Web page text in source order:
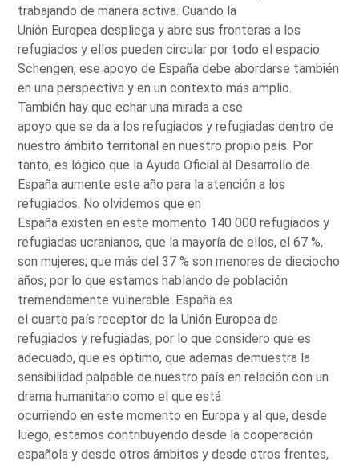
trabajando de manera activa. Cuando la
Unión Europea despliega y abre sus fronteras a los
refugiados y ellos pueden circular por todo el espacio
Schengen, ese apoyo de España debe abordarse también
en una perspectiva y en un contexto más amplio.
También hay que echar una mirada a ese
apoyo que se da a los refugiados y refugiadas dentro de
nuestro ámbito territorial en nuestro propio país. Por
tanto, es lógico que la Ayuda Oficial al Desarrollo de
España aumente este año para la atención a los
refugiados. No olvidemos que en
España existen en este momento 140 000 refugiados y
refugiadas ucranianos, que la mayoría de ellos, el 67 %,
son mujeres; que más del 37 % son menores de dieciocho
años; por lo que estamos hablando de población
tremendamente vulnerable. España es
el cuarto país receptor de la Unión Europea de
refugiados y refugiadas, por lo que considero que es
adecuado, que es óptimo, que además demuestra la
sensibilidad palpable de nuestro país en relación con un
drama humanitario como el que está
ocurriendo en este momento en Europa y al que, desde
luego, estamos contribuyendo desde la cooperación
española y desde otros ámbitos y desde otros frentes,